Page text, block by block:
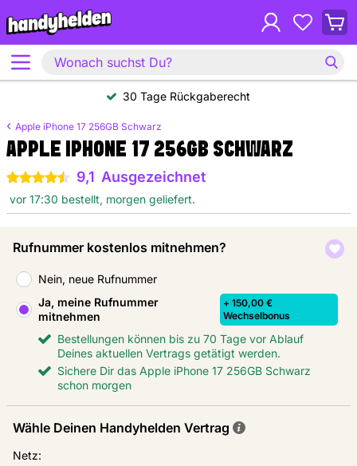
30 Tage Rückgaberecht
Apple iPhone 17 256GB Schwarz
APPLE IPHONE 17 256GB SCHWARZ
4.5 Sterne
9,1 Ausgezeichnet
vor 17:30 bestellt, morgen geliefert.
Rufnummer kostenlos mitnehmen?
Nein, neue Rufnummer
Ja, meine Rufnummer
mitnehmen
+ 150,00 €
Wechselbonus
Bestellungen können bis zu 70 Tage vor Ablauf
Deines aktuellen Vertrags getätigt werden.
Sichere Dir das Apple iPhone 17 256GB Schwarz
schon morgen
Wähle Deinen Handyhelden Vertrag
Netz: